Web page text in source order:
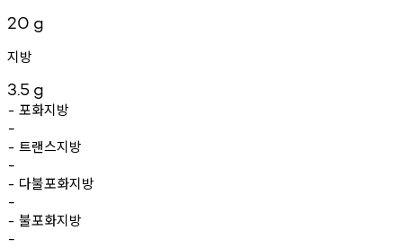
20 g
지방
3.5 g
- 포화지방
-
- 트랜스지방
-
- 다불포화지방
-
- 불포화지방
-